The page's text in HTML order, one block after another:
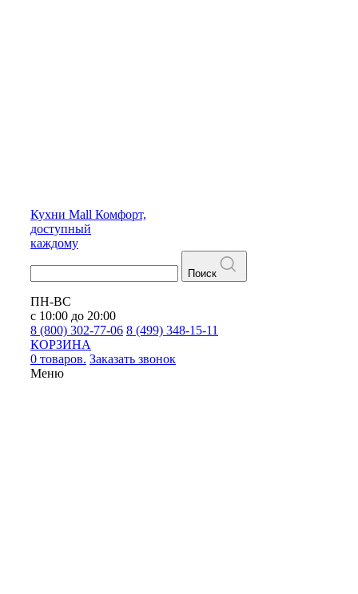
Кухни Mall Комфорт,
доступный
каждому
Поиск
ПН-ВС
с 10:00 до 20:00
8 (800) 302-77-06 8 (499) 348-15-11
КОРЗИНА
0 товаров. Заказать звонок
Меню